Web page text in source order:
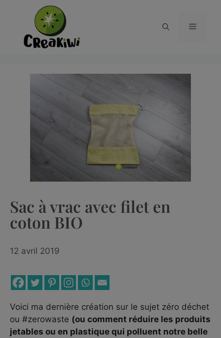
Sac à vrac avec filet en
coton BIO
12 avril 2019
Voici ma dernière création sur le sujet zéro déchet
ou #zerowaste (ou comment réduire les produits
jetables ou en plastique qui polluent notre belle